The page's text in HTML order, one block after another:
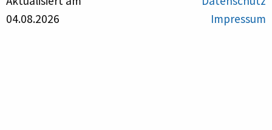
04.08.2026
Impressum